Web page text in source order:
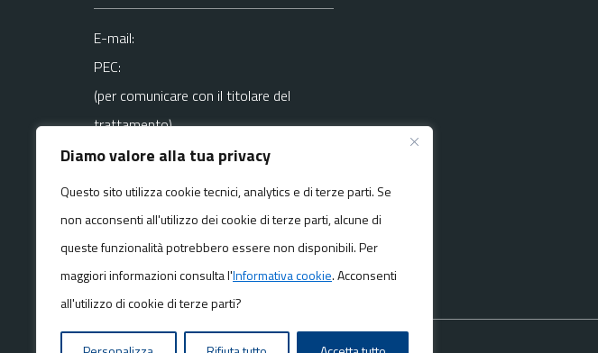
Diamo valore alla tua privacy
Questo sito utilizza cookie tecnici, analytics e di terze parti. Se
non acconsenti all'utilizzo dei cookie di terze parti, alcune di
queste funzionalità potrebbero essere non disponibili. Per
maggiori informazioni consulta l'Informativa cookie. Acconsenti
all'utilizzo di cookie di terze parti?
E-mail:
PEC:
(per comunicare con il titolare del
trattamento)
La mail del DPO va usata SOLO per
questioni
riguardanti la privacy